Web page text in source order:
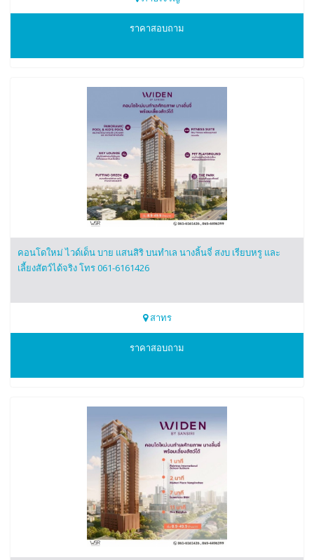
0811081206
ราคาสอบถาม
0616161426
คอนโดใหม่ ไวด์เด็น บาย แสนสิริ บนทำเล นางลิ้นจี่ สงบ เรียบหรู และ
เลี้ยงสัตว์ได้จริง โทร 061-6161426
สาทร
ราคาสอบถาม